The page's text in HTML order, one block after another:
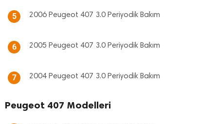
5 2006 Peugeot 407 3.0 Periyodik Bakım
6 2005 Peugeot 407 3.0 Periyodik Bakım
7 2004 Peugeot 407 3.0 Periyodik Bakım
Peugeot 407 Modelleri